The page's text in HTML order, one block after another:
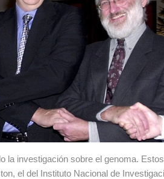
la investigación sobre el genoma.
el del Instituto Nacional de